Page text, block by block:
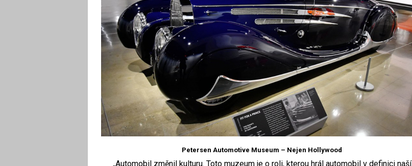
Petersen Automotive Museum – Nejen Hollywood
„Automobil změnil kulturu. Toto muzeum je o roli, kterou hrál automobil v definici naší